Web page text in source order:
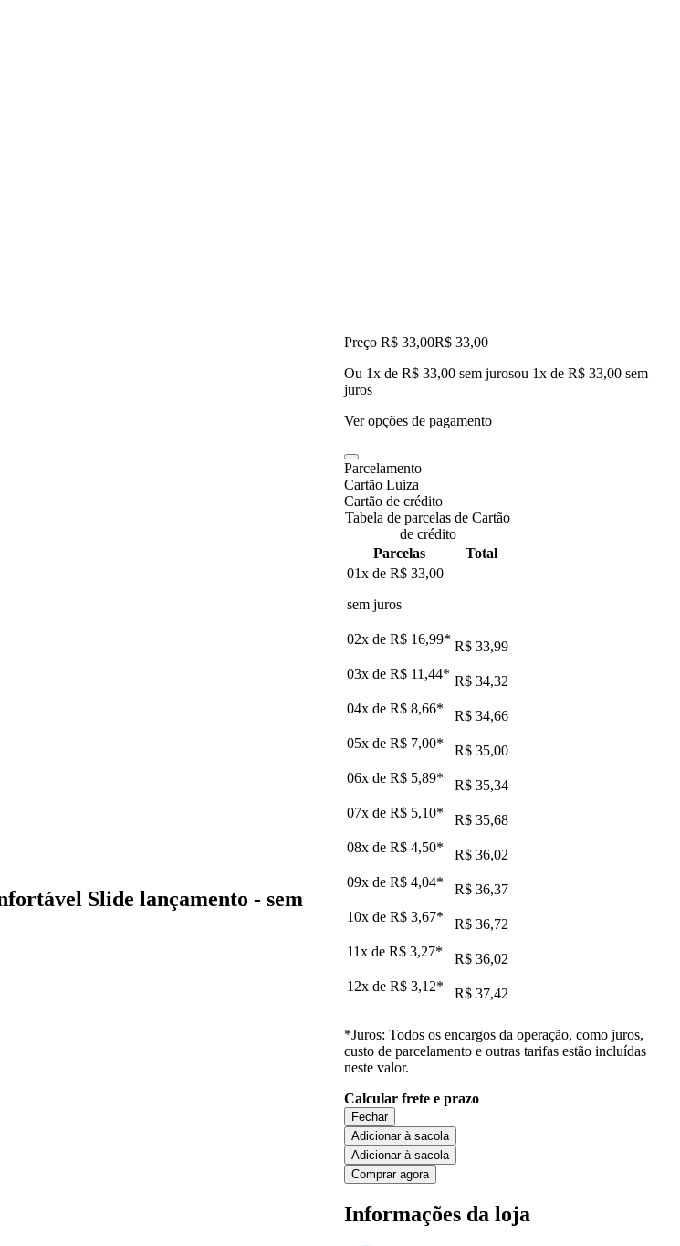
Slide lançamento - sem
Preço R$ 33,00R$ 33,00
Ou 1x de R$ 33,00 sem jurosou 1x de R$ 33,00 sem
juros
Ver opções de pagamento
Parcelamento
Cartão Luiza
Cartão de crédito
Tabela de parcelas de Cartão
de crédito
Parcelas
Total
01x de R$ 33,00
sem juros
02x de R$ 16,99* R$ 33,99
03x de R$ 11,44* R$ 34,32
04x de R$ 8,66*
R$ 34,66
05x de R$ 7,00*
R$ 35,00
06x de R$ 5,89*
R$ 35,34
07x de R$ 5,10*
R$ 35,68
08x de R$ 4,50*
R$ 36,02
09x de R$ 4,04*
R$ 36,37
10x de R$ 3,67*
R$ 36,72
11x de R$ 3,27*
R$ 36,02
12x de R$ 3,12* R$ 37,42
*Juros: Todos os encargos da operação, como juros,
custo de parcelamento e outras tarifas estão incluídas
neste valor.
Calcular frete e prazo
Fechar
Adicionar à sacola
Adicionar à sacola
Comprar agora
Informações da loja